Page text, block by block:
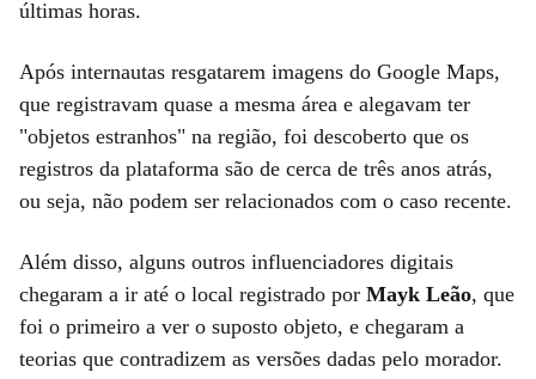
últimas horas.
Após internautas resgatarem imagens do Google Maps,
que registravam quase a mesma área e alegavam ter
"objetos estranhos" na região, foi descoberto que os
registros da plataforma são de cerca de três anos atrás,
ou seja, não podem ser relacionados com o caso recente.
Além disso, alguns outros influenciadores digitais
chegaram a ir até o local registrado por Mayk Leão, que
foi o primeiro a ver o suposto objeto, e chegaram a
teorias que contradizem as versões dadas pelo morador.